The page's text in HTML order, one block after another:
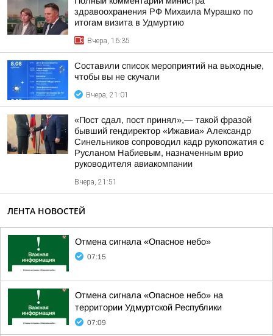
здравоохранения РФ Михаила Мурашко по
итогам визита в Удмуртию
Вчера, 16:35
Составили список мероприятий на выходные,
чтобы вы не скучали
Вчера, 21:01
«Пост сдал, пост принял»,— такой фразой
бывший гендиректор «Ижавиа» Александр
Синельников сопроводил кадр рукопожатия с
Русланом Набиевым, назначенным врио
руководителя авиакомпании
Вчера, 21:51
ЛЕНТА НОВОСТЕЙ
Отмена сигнала «Опасное небо»
07:15
Отмена сигнала «Опасное небо» на
территории Удмуртской Республики
07:09